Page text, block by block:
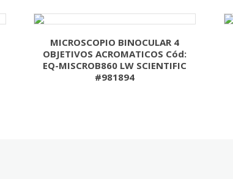
MICROSCOPIO BINOCULAR 4
OBJETIVOS ACROMATICOS Cód:
EQ-MISCROB860 LW SCIENTIFIC
#981894